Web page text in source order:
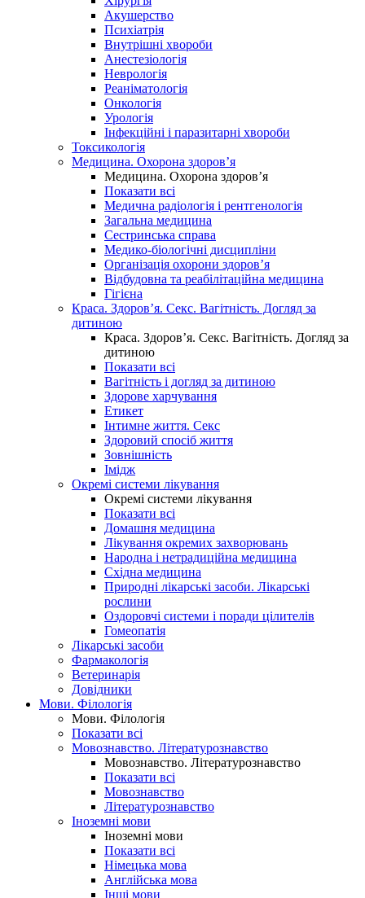
Акушерство
Психіатрія
Внутрішні хвороби
Анестезіологія
Неврологія
Реаніматологія
Онкологія
Урологія
Інфекційні і паразитарні хвороби
Токсикологія
Медицина. Охорона здоров’я
Медицина. Охорона здоров’я
Показати всі
Медична радіологія і рентгенологія
Загальна медицина
Сестринська справа
Медико-біологічні дисципліни
Організація охорони здоров’я
Відбудовна та реабілітаційна медицина
Гігієна
Краса. Здоров’я. Секс. Вагітність. Догляд за
дитиною
Краса. Здоров’я. Секс. Вагітність. Догляд за
дитиною
Показати всі
Вагітність і догляд за дитиною
Здорове харчування
Етикет
Інтимне життя. Секс
Здоровий спосіб життя
Зовнішність
Імідж
Окремі системи лікування
Окремі системи лікування
Показати всі
Домашня медицина
Лікування окремих захворювань
Народна і нетрадиційна медицина
Східна медицина
Природні лікарські засоби. Лікарські
рослини
Оздоровчі системи і поради цілителів
Гомеопатія
Лікарські засоби
Фармакологія
Ветеринарія
Довідники
Мови. Філологія
Мови. Філологія
Показати всі
Мовознавство. Літературознавство
Мовознавство. Літературознавство
Показати всі
Мовознавство
Літературознавство
Іноземні мови
Іноземні мови
Показати всі
Німецька мова
Англійська мова
Інші мови